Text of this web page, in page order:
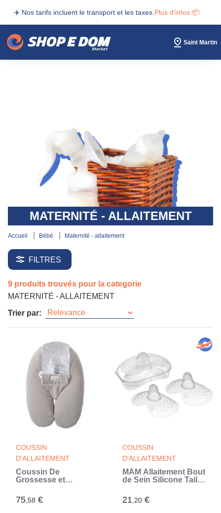
✈️ Nos tarifs incluent le transport et les taxes. Plus d'infos 📦
Saint Martin
MATERNITÉ - ALLAITEMENT
accueil bébé maternité - allaitement
FILTRES
9 produits trouvés pour la categorie
MATERNITÉ - ALLAITEMENT
Trier par:
COUSSIN
D'ALLAITEMENT
Coussin De
Grossesse et
Multifonctions
Multirelax Éponge
75,58 €
COUSSIN
D'ALLAITEMENT
MAM Allaitement Bout
de Sein Silicone Taille
21,20 €